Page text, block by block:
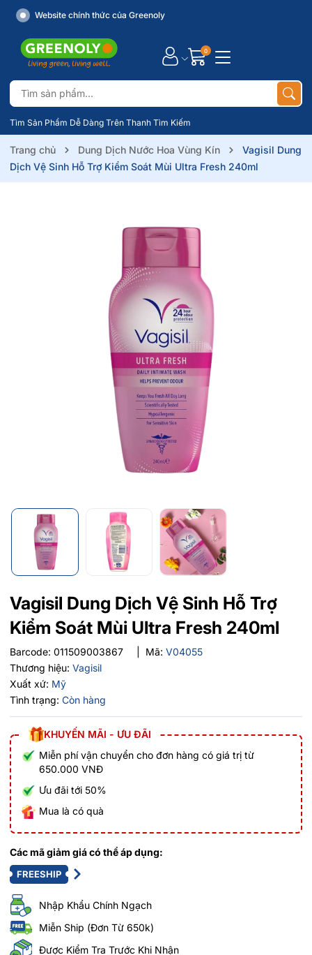
Website chính thức của Greenoly
Tìm Sản Phẩm Dễ Dàng Trên Thanh Tìm Kiếm
0
Trang chủ Dung Dịch Nước Hoa Vùng Kín
Vagisil Dung
Dịch Vệ Sinh Hỗ Trợ Kiểm Soát Mùi Ultra Fresh 240ml
Vagisil Dung Dịch Vệ Sinh Hỗ Trợ
Kiểm Soát Mùi Ultra Fresh 240ml
Barcode: 011509003867 Mã: V04055
Thương hiệu: Vagisil
Xuất xứ: Mỹ
Tình trạng: Còn hàng
KHUYẾN MÃI - ƯU ĐÃI
Miễn phí vận chuyển cho đơn hàng có giá trị từ
650.000 VNĐ
Ưu đãi tới 50%
Mua là có quà
Các mã giảm giá có thể áp dụng:
FREESHIP
Nhập Khẩu Chính Ngạch
Miễn Ship (Đơn Từ 650k)
Được Kiểm Tra Trước Khi Nhận